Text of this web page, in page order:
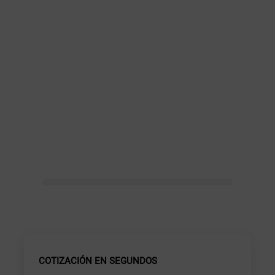
COTIZACIÓN EN SEGUNDOS